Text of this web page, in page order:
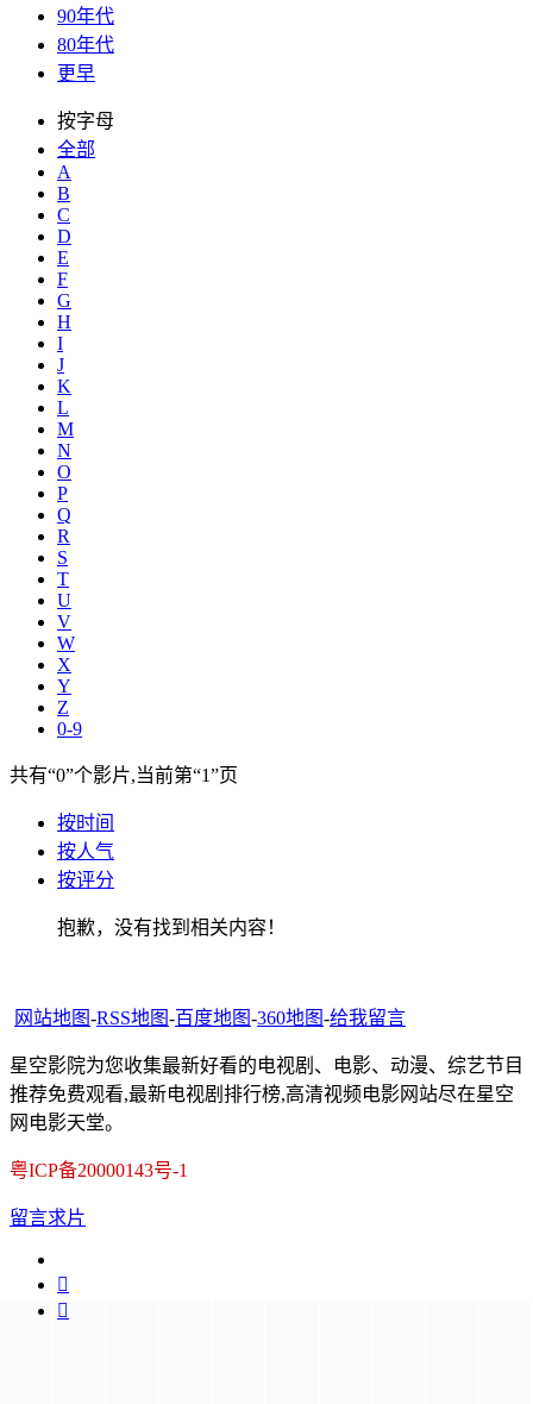
90年代
80年代
更早
按字母
全部
A
B
C
D
E
F
G
H
I
J
K
L
M
N
O
P
Q
R
S
T
U
V
W
X
Y
Z
0-9
共有“0”个影片,当前第“1”页
按时间
按人气
按评分
抱歉，没有找到相关内容！
网站地图-RSS地图-百度地图-360地图-给我留言
星空影院为您收集最新好看的电视剧、电影、动漫、综艺节目
推荐免费观看,最新电视剧排行榜,高清视频电影网站尽在星空
网电影天堂。
粤ICP备20000143号-1
留言求片

